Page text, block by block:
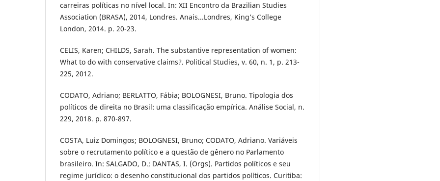
carreiras políticas no nível local. In: XII Encontro da Brazilian Studies
Association (BRASA), 2014, Londres. Anais...Londres, King’s College
London, 2014. p. 20-23.
CELIS, Karen; CHILDS, Sarah. The substantive representation of women:
What to do with conservative claims?. Political Studies, v. 60, n. 1, p. 213-
225, 2012.
CODATO, Adriano; BERLATTO, Fábia; BOLOGNESI, Bruno. Tipologia dos
políticos de direita no Brasil: uma classificação empírica. Análise Social, n.
229, 2018. p. 870-897.
COSTA, Luiz Domingos; BOLOGNESI, Bruno; CODATO, Adriano. Variáveis
sobre o recrutamento político e a questão de gênero no Parlamento
brasileiro. In: SALGADO, D.; DANTAS, I. (Orgs). Partidos políticos e seu
regime jurídico: o desenho constitucional dos partidos políticos. Curitiba: